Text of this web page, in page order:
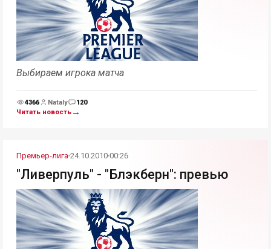
Выбираем игрока матча
Просмотры
4366 NatalyКомментарии
120
Читать новость →
Премьер-лига 24.10.2010 00:26
"Ливерпуль" - "Блэкберн": превью